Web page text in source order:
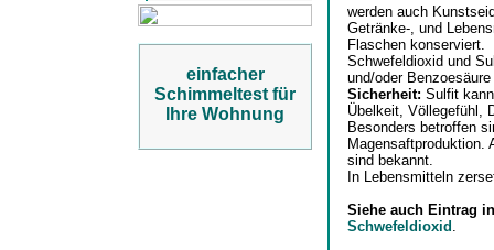
einfacher
Schimmeltest für
Ihre Wohnung
werden auch
Getränke-, und
Flaschen konserviert.
Schwefeldioxid und
und/oder Benzoesäure
Sicherheit: Sulfit
Übelkeit, Völlegefühl,
Besonders betroffen
Magensaftproduktion.
sind bekannt.
In Lebensmitteln
Siehe auch Eintrag
Schwefeldioxid .